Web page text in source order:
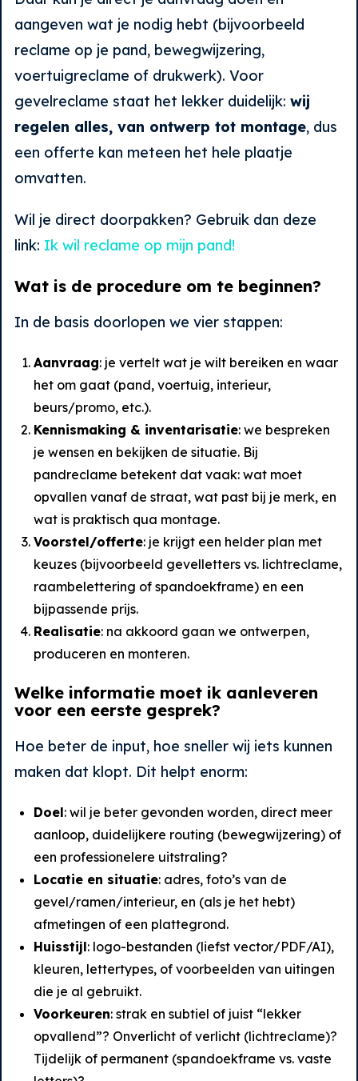
aangeven wat je nodig hebt (bijvoorbeeld
reclame op je pand, bewegwijzering,
voertuigreclame of drukwerk). Voor
gevelreclame staat het lekker duidelijk: wij
regelen alles, van ontwerp tot montage, dus
een offerte kan meteen het hele plaatje
omvatten.
Wil je direct doorpakken? Gebruik dan deze
link: Ik wil reclame op mijn pand!
Wat is de procedure om te beginnen?
In de basis doorlopen we vier stappen:
Aanvraag: je vertelt wat je wilt bereiken en waar
het om gaat (pand, voertuig, interieur,
beurs/promo, etc.).
Kennismaking & inventarisatie: we bespreken
je wensen en bekijken de situatie. Bij
pandreclame betekent dat vaak: wat moet
opvallen vanaf de straat, wat past bij je merk, en
wat is praktisch qua montage.
Voorstel/offerte: je krijgt een helder plan met
keuzes (bijvoorbeeld gevelletters vs. lichtreclame,
raambelettering of spandoekframe) en een
bijpassende prijs.
Realisatie: na akkoord gaan we ontwerpen,
produceren en monteren.
Welke informatie moet ik aanleveren
voor een eerste gesprek?
Hoe beter de input, hoe sneller wij iets kunnen
maken dat klopt. Dit helpt enorm:
Doel: wil je beter gevonden worden, direct meer
aanloop, duidelijkere routing (bewegwijzering) of
een professionelere uitstraling?
Locatie en situatie: adres, foto’s van de
gevel/ramen/interieur, en (als je het hebt)
afmetingen of een plattegrond.
Huisstijl: logo-bestanden (liefst vector/PDF/AI),
kleuren, lettertypes, of voorbeelden van uitingen
die je al gebruikt.
Voorkeuren: strak en subtiel of juist “lekker
opvallend”? Onverlicht of verlicht (lichtreclame)?
Tijdelijk of permanent (spandoekframe vs. vaste